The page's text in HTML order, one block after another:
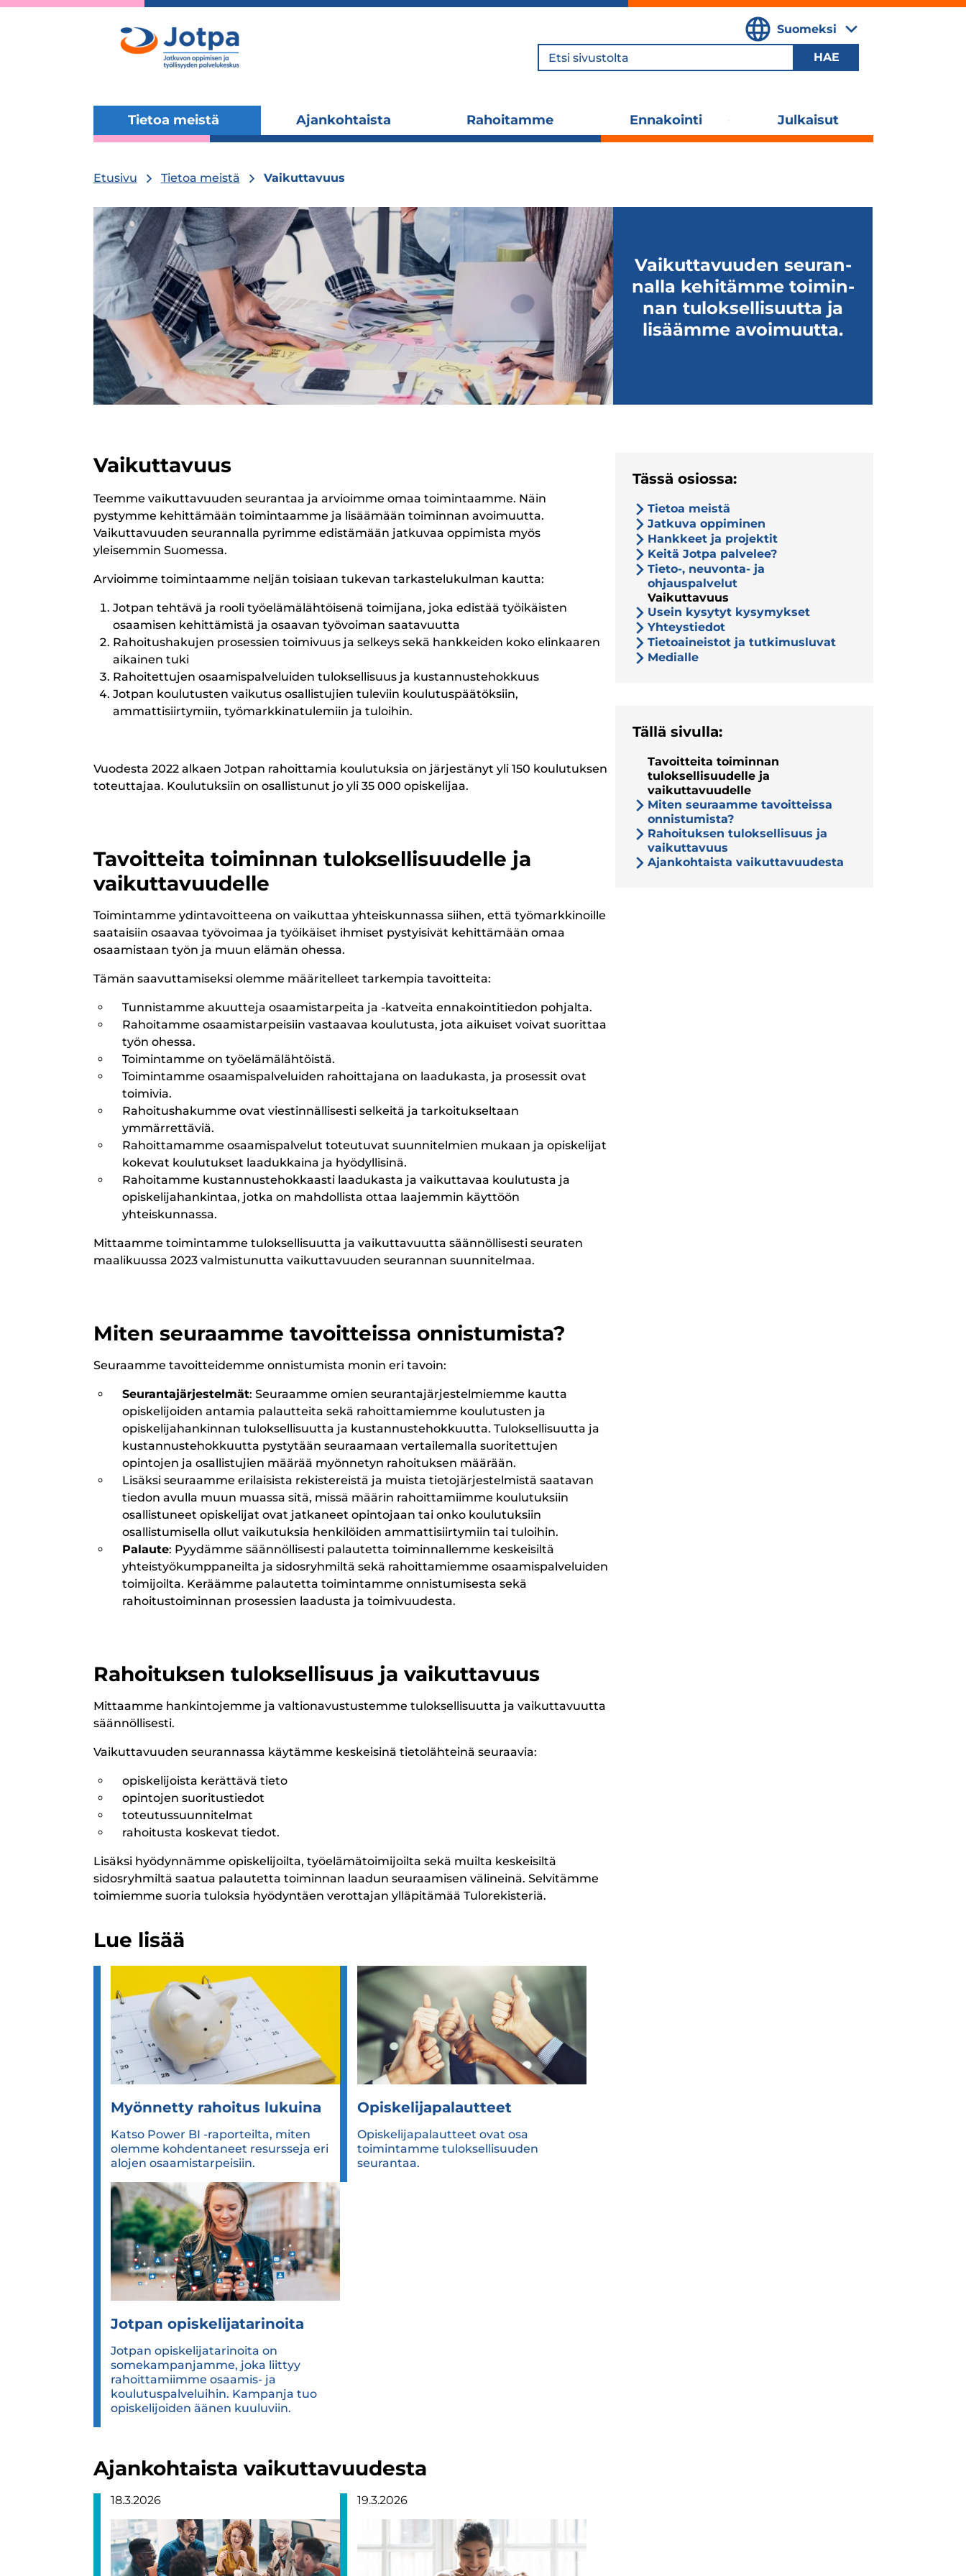
Suomeksi
Hae
Tietoa meistä
alavalikko
Ajankohtaista
alavalikko
Rahoitamme
alavalikko
Ennakointi
alavalikko
Julkaisut
Etusivu Tietoa meistä Vaikuttavuus
Vai­kut­ta­vuu­den seu­ran­
nalla kehi­tämme toi­min­
nan tulok­sel­li­suutta ja
lisäämme avoi­muutta.
Vaikuttavuus
Teemme vaikuttavuuden seurantaa ja arvioimme omaa toimintaamme. Näin
pystymme kehittämään toimintaamme ja lisäämään toiminnan avoimuutta.
Vaikuttavuuden seurannalla pyrimme edistämään jatkuvaa oppimista myös
yleisemmin Suomessa.
Arvioimme toimintaamme neljän toisiaan tukevan tarkastelukulman kautta:
Jotpan tehtävä ja rooli työelämälähtöisenä toimijana, joka edistää työikäisten
osaamisen kehittämistä ja osaavan työvoiman saatavuutta
Rahoitushakujen prosessien toimivuus ja selkeys sekä hankkeiden koko elinkaaren
aikainen tuki
Rahoitettujen osaamispalveluiden tuloksellisuus ja kustannustehokkuus
Jotpan koulutusten vaikutus osallistujien tuleviin koulutuspäätöksiin,
ammattisiirtymiin, työmarkkinatulemiin ja tuloihin.
Vuodesta 2022 alkaen Jotpan rahoittamia koulutuksia on järjestänyt yli 150 koulutuksen
toteuttajaa. Koulutuksiin on osallistunut jo yli 35 000 opiskelijaa.
Tavoitteita toiminnan tuloksellisuudelle ja
vaikuttavuudelle
Toimintamme ydintavoitteena on vaikuttaa yhteiskunnassa siihen, että työmarkkinoille
saataisiin osaavaa työvoimaa ja työikäiset ihmiset pystyisivät kehittämään omaa
osaamistaan työn ja muun elämän ohessa.
Tämän saavuttamiseksi olemme määritelleet tarkempia tavoitteita:
Tunnistamme akuutteja osaamistarpeita ja -katveita ennakointitiedon pohjalta.
Rahoitamme osaamistarpeisiin vastaavaa koulutusta, jota aikuiset voivat suorittaa
työn ohessa.
Toimintamme on työelämälähtöistä.
Toimintamme osaamispalveluiden rahoittajana on laadukasta, ja prosessit ovat
toimivia.
Rahoitushakumme ovat viestinnällisesti selkeitä ja tarkoitukseltaan
ymmärrettäviä.
Rahoittamamme osaamispalvelut toteutuvat suunnitelmien mukaan ja opiskelijat
kokevat koulutukset laadukkaina ja hyödyllisinä.
Rahoitamme kustannustehokkaasti laadukasta ja vaikuttavaa koulutusta ja
opiskelijahankintaa, jotka on mahdollista ottaa laajemmin käyttöön
yhteiskunnassa.
Mittaamme toimintamme tuloksellisuutta ja vaikuttavuutta säännöllisesti seuraten
maalikuussa 2023 valmistunutta vaikuttavuuden seurannan suunnitelmaa.
Miten seuraamme tavoitteissa onnistumista?
Seuraamme tavoitteidemme onnistumista monin eri tavoin:
Seurantajärjestelmät: Seuraamme omien seurantajärjestelmiemme kautta
opiskelijoiden antamia palautteita sekä rahoittamiemme koulutusten ja
opiskelijahankinnan tuloksellisuutta ja kustannustehokkuutta. Tuloksellisuutta ja
kustannustehokkuutta pystytään seuraamaan vertailemalla suoritettujen
opintojen ja osallistujien määrää myönnetyn rahoituksen määrään.
Lisäksi seuraamme erilaisista rekistereistä ja muista tietojärjestelmistä saatavan
tiedon avulla muun muassa sitä, missä määrin rahoittamiimme koulutuksiin
osallistuneet opiskelijat ovat jatkaneet opintojaan tai onko koulutuksiin
osallistumisella ollut vaikutuksia henkilöiden ammattisiirtymiin tai tuloihin.
Palaute: Pyydämme säännöllisesti palautetta toiminnallemme keskeisiltä
yhteistyökumppaneilta ja sidosryhmiltä sekä rahoittamiemme osaamispalveluiden
toimijoilta. Keräämme palautetta toimintamme onnistumisesta sekä
rahoitustoiminnan prosessien laadusta ja toimivuudesta.
Rahoituksen tuloksellisuus ja vaikuttavuus
Mittaamme hankintojemme ja valtionavustustemme tuloksellisuutta ja vaikuttavuutta
säännöllisesti.
Vaikuttavuuden seurannassa käytämme keskeisinä tietolähteinä seuraavia:
opiskelijoista kerättävä tieto
opintojen suoritustiedot
toteutussuunnitelmat
rahoitusta koskevat tiedot.
Lisäksi hyödynnämme opiskelijoilta, työelämätoimijoilta sekä muilta keskeisiltä
sidosryhmiltä saatua palautetta toiminnan laadun seuraamisen välineinä. Selvitämme
toimiemme suoria tuloksia hyödyntäen verottajan ylläpitämää Tulorekisteriä.
Lue lisää
Myön­netty rahoi­tus lukuina
Katso Power BI -raporteilta, miten
olemme kohdentaneet resursseja eri
alojen osaamistarpeisiin.
Opis­ke­li­ja­pa­laut­teet
Opiskelijapalautteet ovat osa
toimintamme tuloksellisuuden
seurantaa.
Jot­pan opis­ke­li­ja­ta­ri­noita
Jotpan opiskelijatarinoita on
somekampanjamme, joka liittyy
rahoittamiimme osaamis- ja
koulutuspalveluihin. Kampanja tuo
opiskelijoiden äänen kuuluviin.
Ajankohtaista vaikuttavuudesta
18.3.2026 19.3.2026
Tässä osiossa:
Tietoa meistä
Jatkuva oppiminen
Hankkeet ja projektit
Keitä Jotpa palvelee?
Tieto-, neuvonta- ja
ohjauspalvelut
Vaikuttavuus
Usein kysytyt kysymykset
Yhteystiedot
Tietoaineistot ja tutkimusluvat
Medialle
Tällä sivulla:
Tavoitteita toiminnan
tuloksellisuudelle ja
vaikuttavuudelle
Miten seuraamme tavoitteissa
onnistumista?
Rahoituksen tuloksellisuus ja
vaikuttavuus
Ajankohtaista vaikuttavuudesta